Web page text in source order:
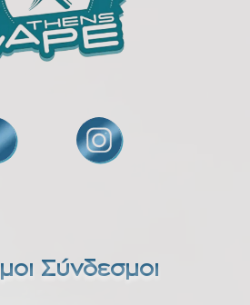
Σύνδεσμοι